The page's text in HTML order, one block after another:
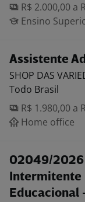
R$ 2.000,00 a
Ensino
Assistente
SHOP DAS
Todo Brasil
R$ 1.980,00 a
Home office
02049/2026
Intermitente
Educacional